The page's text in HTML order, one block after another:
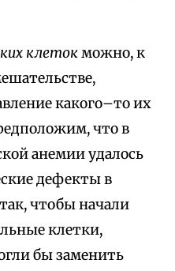
клетокможно, к
какого–то их
что в
анемии удалось
дефекты в
чтобы начали
клетки,
бы заменить